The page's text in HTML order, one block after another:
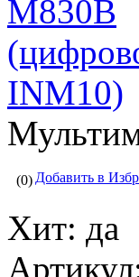
(0) Добавить в
Хит: да